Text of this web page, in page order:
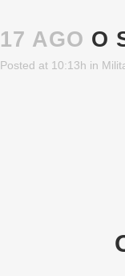
17 AGO O
Posted at 10:13h in